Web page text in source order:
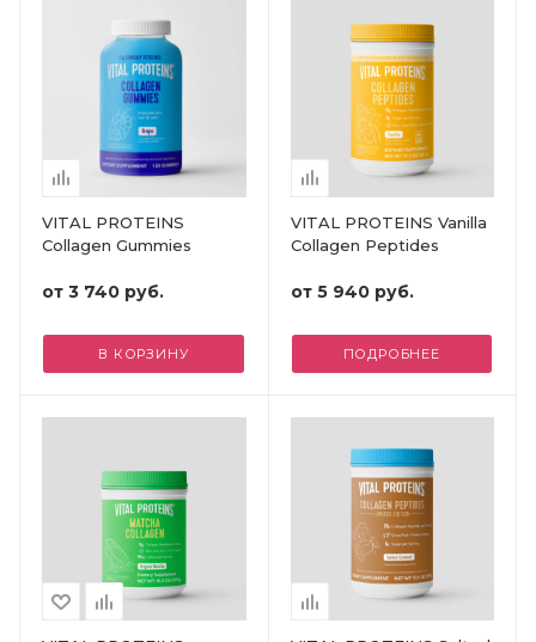
VITAL PROTEINS
Collagen Gummies
от 3 740 руб.
В КОРЗИНУ
VITAL PROTEINS Vanilla
Collagen Peptides
от 5 940 руб.
ПОДРОБНЕЕ